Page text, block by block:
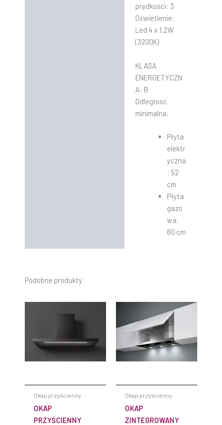
prędkości: 3
Oświetlenie:
Led 4 x 1,2W
(3200K)
KLASA
ENERGETYCZN
A: B
Odległość
minimalna:
Płyta
elektr
yczna
: 52
cm
Płyta
gazo
wa:
60 cm
Podobne produkty
Okap przyścienny
OKAP
PRZYŚCIENNY
Okap przyścienny
OKAP
ZINTEGROWANY